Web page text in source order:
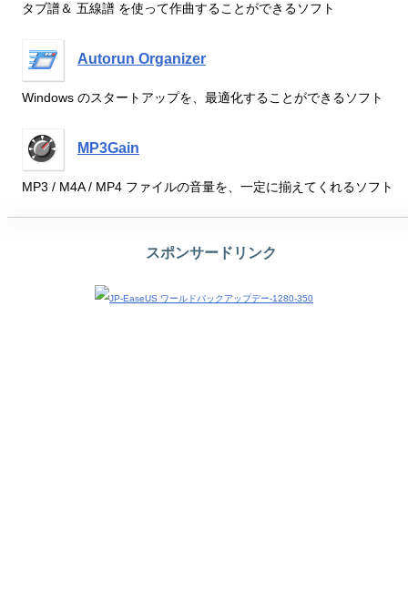
タブ譜＆ 五線譜 を使って作曲することができるソフト
Autorun Organizer
Windows のスタートアップを、最適化することができるソフト
MP3Gain
MP3 / M4A / MP4 ファイルの音量を、一定に揃えてくれるソフト
スポンサードリンク